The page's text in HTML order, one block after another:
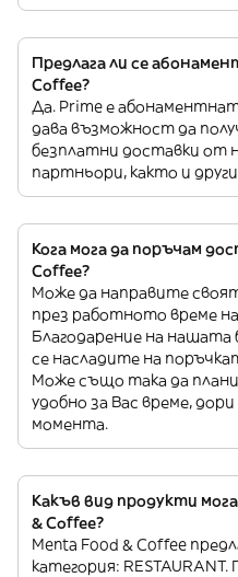
Предлага ли се
Coffee?
Да. Prime е
дава възможност да
безплатни доставки от
партньори, както и
Кога мога да поръчам
Coffee?
Може да направите
през работното време на
Благодарение на
се насладите на
Може също така да
удобно за Вас време,
момента.
Какъв вид продукти
& Coffee?
Menta Food & Coffee
категория: